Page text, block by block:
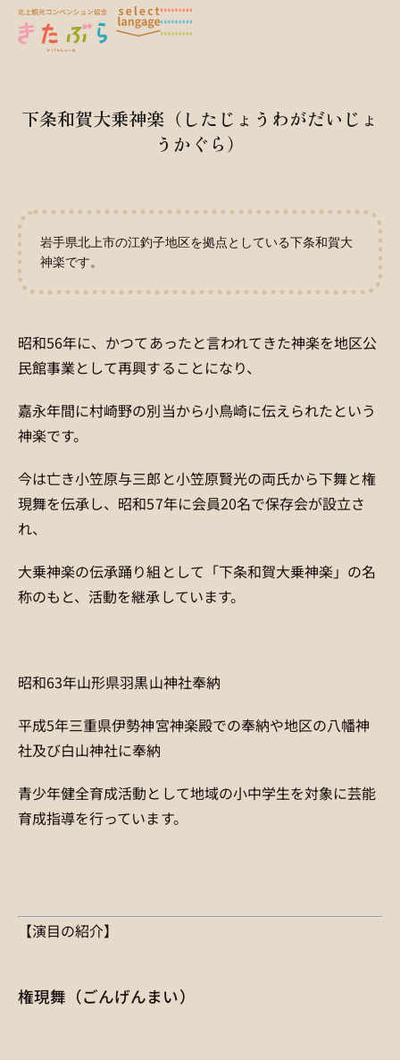
下条和賀大乗神楽（したじょうわがだいじょ
うかぐら）
岩手県北上市の江釣子地区を拠点としている下条和賀大
神楽です。
昭和56年に、かつてあったと言われてきた神楽を地区公
民館事業として再興することになり、
嘉永年間に村崎野の別当から小鳥崎に伝えられたという
神楽です。
今は亡き小笠原与三郎と小笠原賢光の両氏から下舞と権
現舞を伝承し、昭和57年に会員20名で保存会が設立さ
れ、
大乗神楽の伝承踊り組として「下条和賀大乗神楽」の名
称のもと、活動を継承しています。
昭和63年山形県羽黒山神社奉納
平成5年三重県伊勢神宮神楽殿での奉納や地区の八幡神
社及び白山神社に奉納
青少年健全育成活動として地域の小中学生を対象に芸能
育成指導を行っています。
【演目の紹介】
権現舞（ごんげんまい）